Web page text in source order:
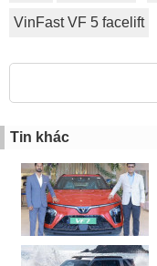
VinFast VF 5 facelift
Tin khác